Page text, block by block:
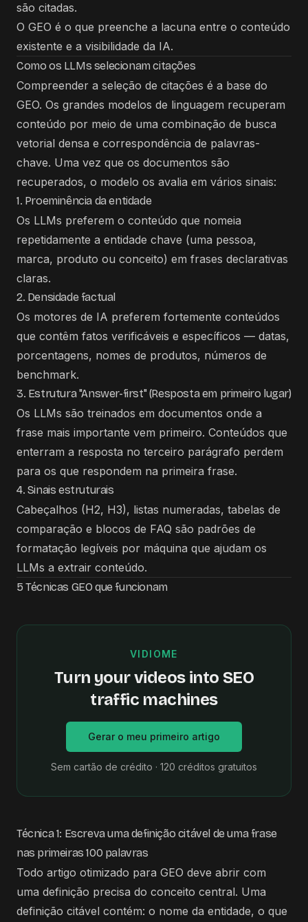
são citadas.
O GEO é o que preenche a lacuna entre o conteúdo
existente e a visibilidade da IA.
Como os LLMs selecionam citações
Compreender a seleção de citações é a base do
GEO. Os grandes modelos de linguagem recuperam
conteúdo por meio de uma combinação de busca
vetorial densa e correspondência de palavras-
chave. Uma vez que os documentos são
recuperados, o modelo os avalia em vários sinais:
1. Proeminência da entidade
Os LLMs preferem o conteúdo que nomeia
repetidamente a entidade chave (uma pessoa,
marca, produto ou conceito) em frases declarativas
claras.
2. Densidade factual
Os motores de IA preferem fortemente conteúdos
que contêm fatos verificáveis e específicos — datas,
porcentagens, nomes de produtos, números de
benchmark.
3. Estrutura "Answer-first" (Resposta em primeiro lugar)
Os LLMs são treinados em documentos onde a
frase mais importante vem primeiro. Conteúdos que
enterram a resposta no terceiro parágrafo perdem
para os que respondem na primeira frase.
4. Sinais estruturais
Cabeçalhos (H2, H3), listas numeradas, tabelas de
comparação e blocos de FAQ são padrões de
formatação legíveis por máquina que ajudam os
LLMs a extrair conteúdo.
5 Técnicas GEO que funcionam
VIDIOME
Turn your videos into SEO
traffic machines
Gerar o meu primeiro artigo
Sem cartão de crédito · 120 créditos gratuitos
Técnica 1: Escreva uma definição citável de uma frase
nas primeiras 100 palavras
Todo artigo otimizado para GEO deve abrir com
uma definição precisa do conceito central. Uma
definição citável contém: o nome da entidade, o que